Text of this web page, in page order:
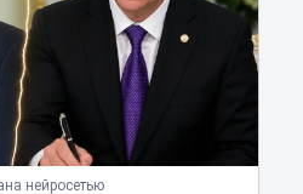
нейросетью